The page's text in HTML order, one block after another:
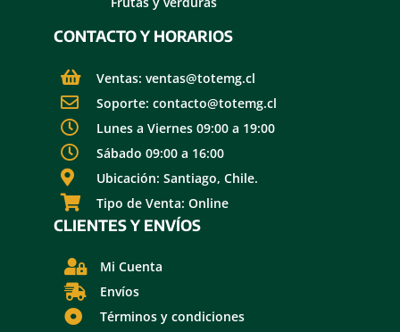
CONTACTO Y HORARIOS
Ventas: ventas@totemg.cl
Soporte: contacto@totemg.cl
Lunes a Viernes 09:00 a 19:00
Sábado 09:00 a 16:00
Ubicación: Santiago, Chile.
Tipo de Venta: Online
CLIENTES Y ENVÍOS
Mi Cuenta
Envíos
Términos y condiciones